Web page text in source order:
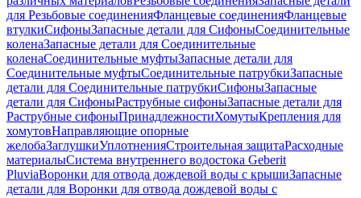
для Резьбовые соединенияФланцевые соединенияФланцевые
втулкиСифоныЗапасные детали для СифоныСоединительные
коленаЗапасные детали для Соединительные
коленаСоединительные муфтыЗапасные детали для
Соединительные муфтыСоединительные патрубкиЗапасные
детали для Соединительные патрубкиСифоныЗапасные
детали для СифоныРаструбные сифоныЗапасные детали для
Раструбные сифоныПринадлежностиХомутыКрепления для
хомутовНаправляющие опорные
желобаЗаглушкиУплотненияСтроительная защитаРасходные
материалыСистема внутреннего водостока Geberit
PluviaВоронки для отвода дождевой воды с крышиЗапасные
детали для Воронки для отвода дождевой воды с